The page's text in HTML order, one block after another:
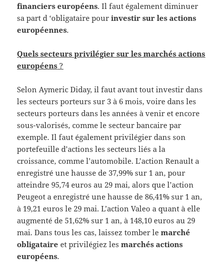
financiers européens. Il faut également diminuer
sa part d ‘obligataire pourinvestir sur les actions
européennes.
Quels secteurs privilégier sur les marchés actions
européens ?
Selon Aymeric Diday, il faut avant tout investir dans
les secteurs porteurs sur 3 à 6 mois, voire dans les
secteurs porteurs dans les années à venir et encore
sous-valorisés, comme le secteur bancaire par
exemple. Il faut également privilégier dans son
portefeuille d’actions les secteurs liés a la
croissance, comme l’automobile. L’action Renault a
enregistré une hausse de 37,99% sur 1 an, pour
atteindre 95,74 euros au 29 mai, alors que l’action
Peugeot a enregistré une hausse de 86,41% sur 1 an,
à 19,21 euros le 29 mai. L’action Valeo a quant à elle
augmenté de 51,62% sur 1 an, à 148,10 euros au 29
mai. Dans tous les cas, laissez tomber lemarché
obligataire et privilégiez lesmarchés actions
européens.